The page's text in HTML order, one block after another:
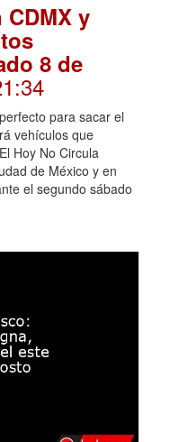
y
8 de
para sacar el
vehículos que
Hoy No Circula
de México y en
el segundo sábado